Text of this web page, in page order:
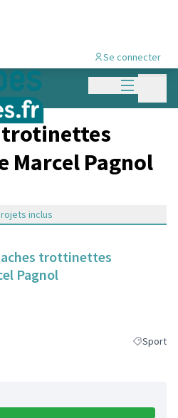
Menu
Se connecter
trotinettes
Marcel Pagnol
inclus
trottinettes
Pagnol
Filtrer les
Sport